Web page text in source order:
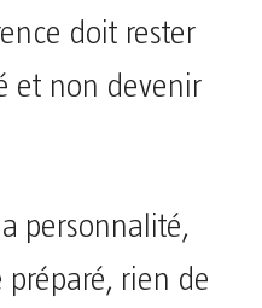
doit rester
et non devenir
personnalité,
préparé, rien de